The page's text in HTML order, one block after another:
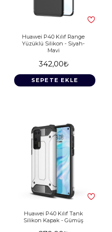
Huawei P40 Kılıf Range
Yüzüklü Silikon - Siyah-
Mavi
342,00₺
SEPETE EKLE
Huawei P40 Kılıf Tank
Silikon Kapak - Gümüş